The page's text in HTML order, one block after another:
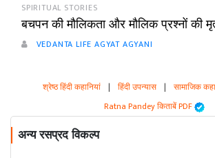
SPIRITUAL STORIES
बचपन की मौलिकता और मौलिक प्रश्नों की
VEDANTA LIFE AGYAT AGYANI
श्रेष्ठ हिंदी कहानियां | हिंदी उपन्यास | सामाजिक
Ratna Pandey किताबें PDF
अन्य रसप्रद विकल्प